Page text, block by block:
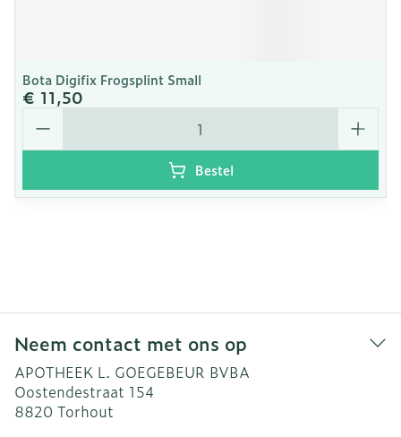
Bota Digifix Frogsplint Small
€ 11,50
Aantal
Bestel
Neem contact met ons op
APOTHEEK L. GOEGEBEUR BVBA
Oostendestraat 154
8820 Torhout